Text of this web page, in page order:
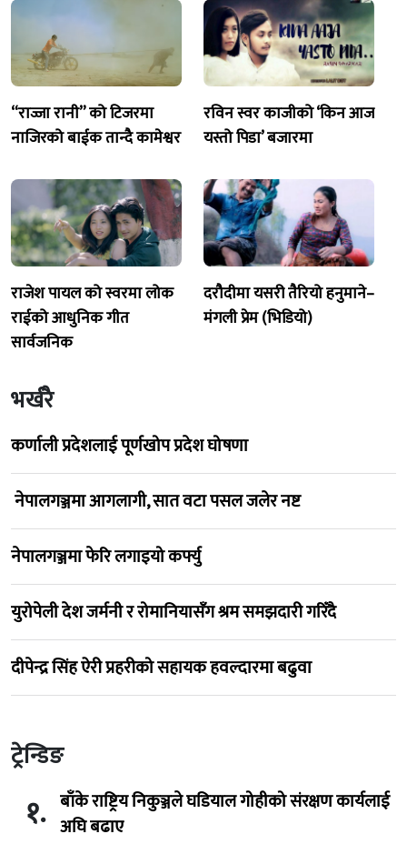
“राज्जा रानी” को टिजरमा
नाजिरको बाईक तान्दै कामेश्वर
रविन स्वर काजीको ‘किन आज
यस्तो पिडा’ बजारमा
राजेश पायल को स्वरमा लोक
राईको आधुनिक गीत
सार्वजनिक
दरौदीमा यसरी तैरियो हनुमाने–
मंगली प्रेम (भिडियो)
भर्खरै
कर्णाली प्रदेशलाई पूर्णखोप प्रदेश घोषणा
नेपालगञ्जमा आगलागी, सात वटा पसल जलेर नष्ट
नेपालगञ्जमा फेरि लगाइयो कर्फ्यु
युरोपेली देश जर्मनी र रोमानियासँग श्रम समझदारी गरिँदै
दीपेन्द्र सिंह ऐरी प्रहरीको सहायक हवल्दारमा बढुवा
ट्रेन्डिङ
१. बाँके राष्ट्रिय निकुञ्जले घडियाल गोहीको संरक्षण कार्यलाई
अघि बढाए